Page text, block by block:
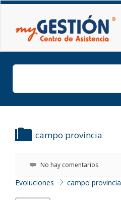
campo provincia
No hay comentarios
Evoluciones campo provincia